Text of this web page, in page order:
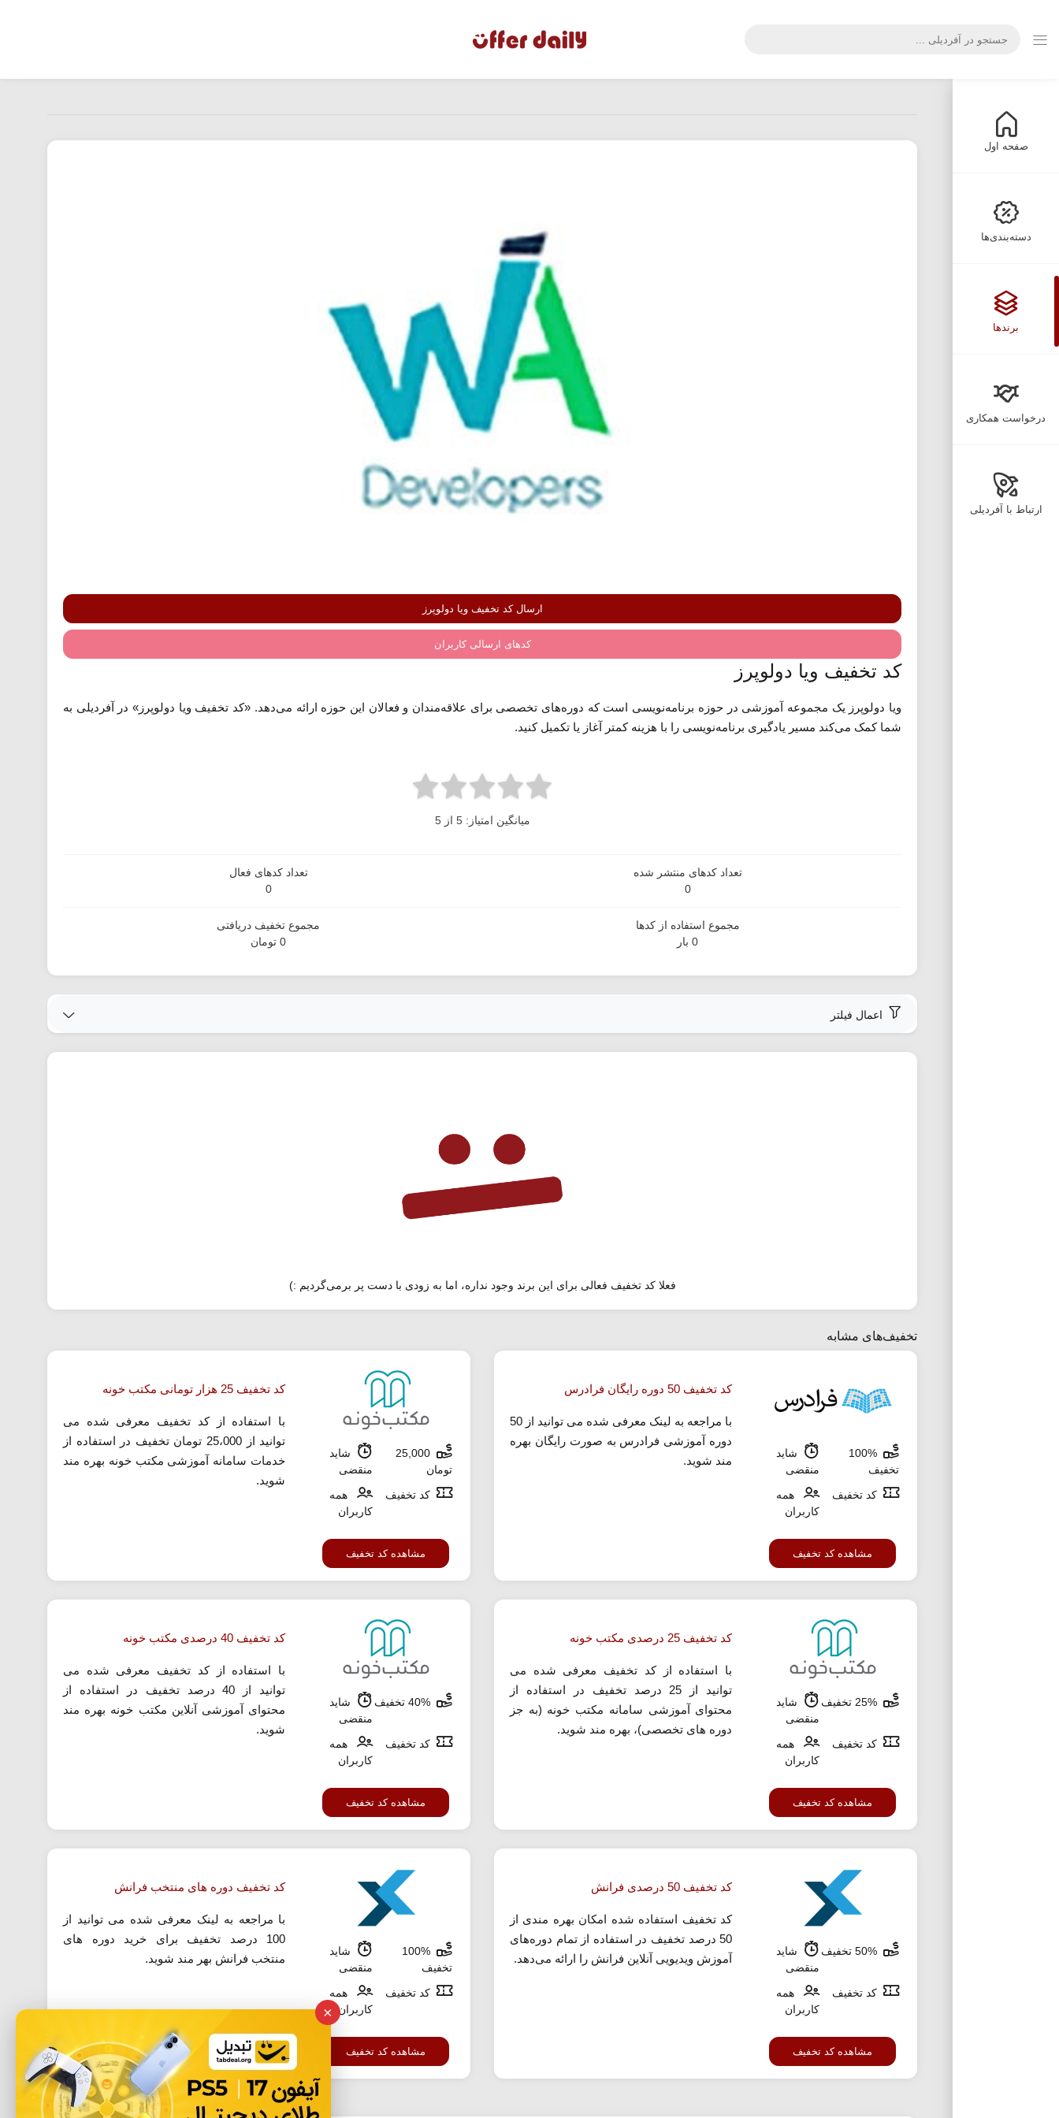
صفحه اول
دسته‌بندی‌ها
برندها
درخواست همکاری
ارتباط با آفردیلی
ارسال کد تخفیف ویا دولوپرز
کدهای ارسالی کاربران
کد تخفیف ویا دولوپرز
ویا دولوپرز یک مجموعه آموزشی در حوزه برنامه‌نویسی است که دوره‌های تخصصی برای علاقه‌مندان و فعالان این حوزه ارائه می‌دهد. «کد تخفیف ویا دولوپرز» در آفردیلی به
شما کمک می‌کند مسیر یادگیری برنامه‌نویسی را با هزینه کمتر آغاز یا تکمیل کنید.
میانگین امتیاز: 5 از 5
تعداد کدهای منتشر شده
0
تعداد کدهای فعال
0
مجموع استفاده از کدها
0 بار
مجموع تخفیف دریافتی
0 تومان
اعمال فیلتر
فعلا کد تخفیف فعالی برای این برند وجود نداره، اما به زودی با دست پر برمی‌گردیم :)
تخفیف‌های مشابه
100%
تخفیف
شاید
منقضی
کد تخفیف
همه
کاربران
مشاهده کد تخفیف
کد تخفیف 50 دوره رایگان فرادرس
با مراجعه به لینک معرفی شده می توانید از 50
دوره آموزشی فرادرس به صورت رایگان بهره
مند شوید.
25,000
تومان
شاید
منقضی
کد تخفیف
همه
کاربران
مشاهده کد تخفیف
کد تخفیف 25 هزار تومانی مکتب خونه
با استفاده از کد تخفیف معرفی شده می
توانید از 25،000 تومان تخفیف در استفاده از
خدمات سامانه آموزشی مکتب خونه بهره مند
شوید.
شاید
منقضی
کد تخفیف
همه
کاربران
مشاهده کد تخفیف
کد تخفیف 25 درصدی مکتب خونه
با استفاده از کد تخفیف معرفی شده می
توانید از 25 درصد تخفیف در استفاده از
محتوای آموزشی سامانه مکتب خونه (به جز
دوره های تخصصی)، بهره مند شوید.
شاید
منقضی
کد تخفیف
همه
کاربران
مشاهده کد تخفیف
کد تخفیف 40 درصدی مکتب خونه
با استفاده از کد تخفیف معرفی شده می
توانید از 40 درصد تخفیف در استفاده از
محتوای آموزشی آنلاین مکتب خونه بهره مند
شوید.
شاید
منقضی
کد تخفیف
همه
کاربران
مشاهده کد تخفیف
کد تخفیف 50 درصدی فرانش
کد تخفیف استفاده شده امکان بهره مندی از
50 درصد تخفیف در استفاده از تمام دوره‌های
آموزش ویدیویی آنلاین فرانش را ارائه می‌دهد.
100%
تخفیف
شاید
منقضی
کد تخفیف
همه
کاربران
مشاهده کد تخفیف
کد تخفیف دوره های منتخب فرانش
با مراجعه به لینک معرفی شده می توانید از
100 درصد تخفیف برای خرید دوره های
منتخب فرانش بهر مند شوید.
×